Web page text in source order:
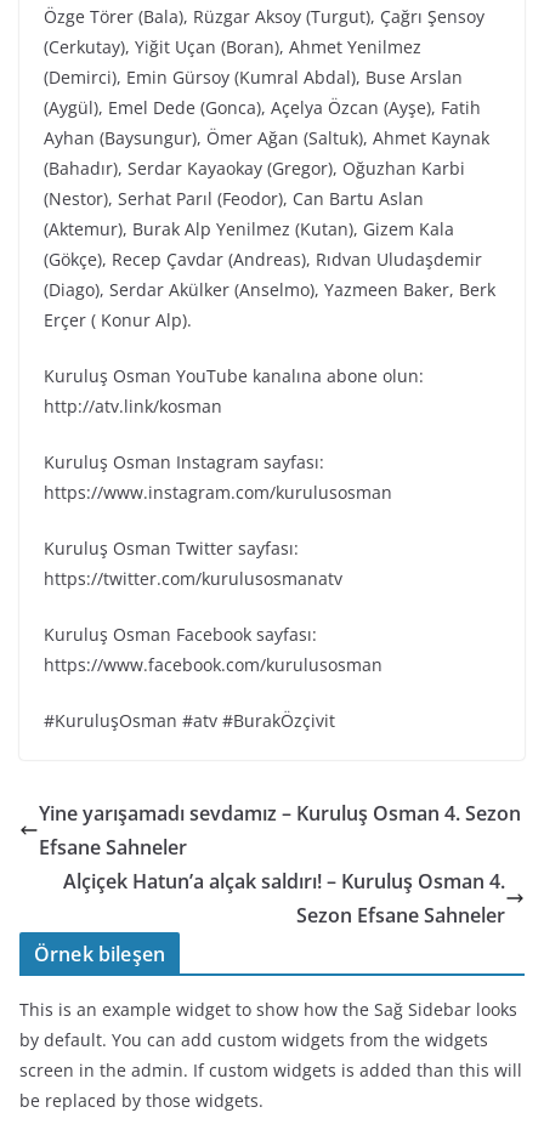
Özge Törer (Bala), Rüzgar Aksoy (Turgut), Çağrı Şensoy
(Cerkutay), Yiğit Uçan (Boran), Ahmet Yenilmez
(Demirci), Emin Gürsoy (Kumral Abdal), Buse Arslan
(Aygül), Emel Dede (Gonca), Açelya Özcan (Ayşe), Fatih
Ayhan (Baysungur), Ömer Ağan (Saltuk), Ahmet Kaynak
(Bahadır), Serdar Kayaokay (Gregor), Oğuzhan Karbi
(Nestor), Serhat Parıl (Feodor), Can Bartu Aslan
(Aktemur), Burak Alp Yenilmez (Kutan), Gizem Kala
(Gökçe), Recep Çavdar (Andreas), Rıdvan Uludaşdemir
(Diago), Serdar Akülker (Anselmo), Yazmeen Baker, Berk
Erçer ( Konur Alp).
Kuruluş Osman YouTube kanalına abone olun:
http://atv.link/kosman
Kuruluş Osman Instagram sayfası:
https://www.instagram.com/kurulusosman
Kuruluş Osman Twitter sayfası:
https://twitter.com/kurulusosmanatv
Kuruluş Osman Facebook sayfası:
https://www.facebook.com/kurulusosman
#KuruluşOsman #atv #BurakÖzçivit
Yine yarışamadı sevdamız – Kuruluş Osman 4. Sezon
Efsane Sahneler
Alçiçek Hatun’a alçak saldırı! – Kuruluş Osman 4.
Sezon Efsane Sahneler
Örnek bileşen
This is an example widget to show how the Sağ Sidebar looks
by default. You can add custom widgets from the widgets
screen in the admin. If custom widgets is added than this will
be replaced by those widgets.